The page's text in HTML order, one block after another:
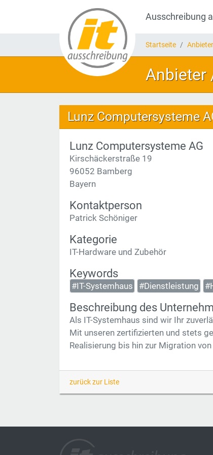
Ausschreibung
Startseite
Anbieter
Lunz Computersysteme
Lunz Computersysteme AG
Kirschäckerstraße 19
96052 Bamberg
Bayern
Kontaktperson
Patrick Schöniger
Kategorie
IT-Hardware und Zubehör
Keywords
#IT-Systemhaus #Dienstleistung
Beschreibung des
Als IT-Systemhaus sind wir Ihr
Mit unseren zertifizierten und stets
Realisierung bis hin zur Migration
zurück zur Liste